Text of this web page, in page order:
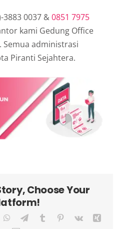
0037 &0851 7975
kami Gedung Office
Semua administrasi
Piranti Sejahtera.
Choose Your
WhatsApp
TelegramTumblr Pinterest
Vk